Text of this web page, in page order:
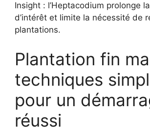
Insight : l’Heptacodium prolonge
d’intérêt et limite la nécessité de
plantations.
Plantation fin
techniques
pour un
réussi